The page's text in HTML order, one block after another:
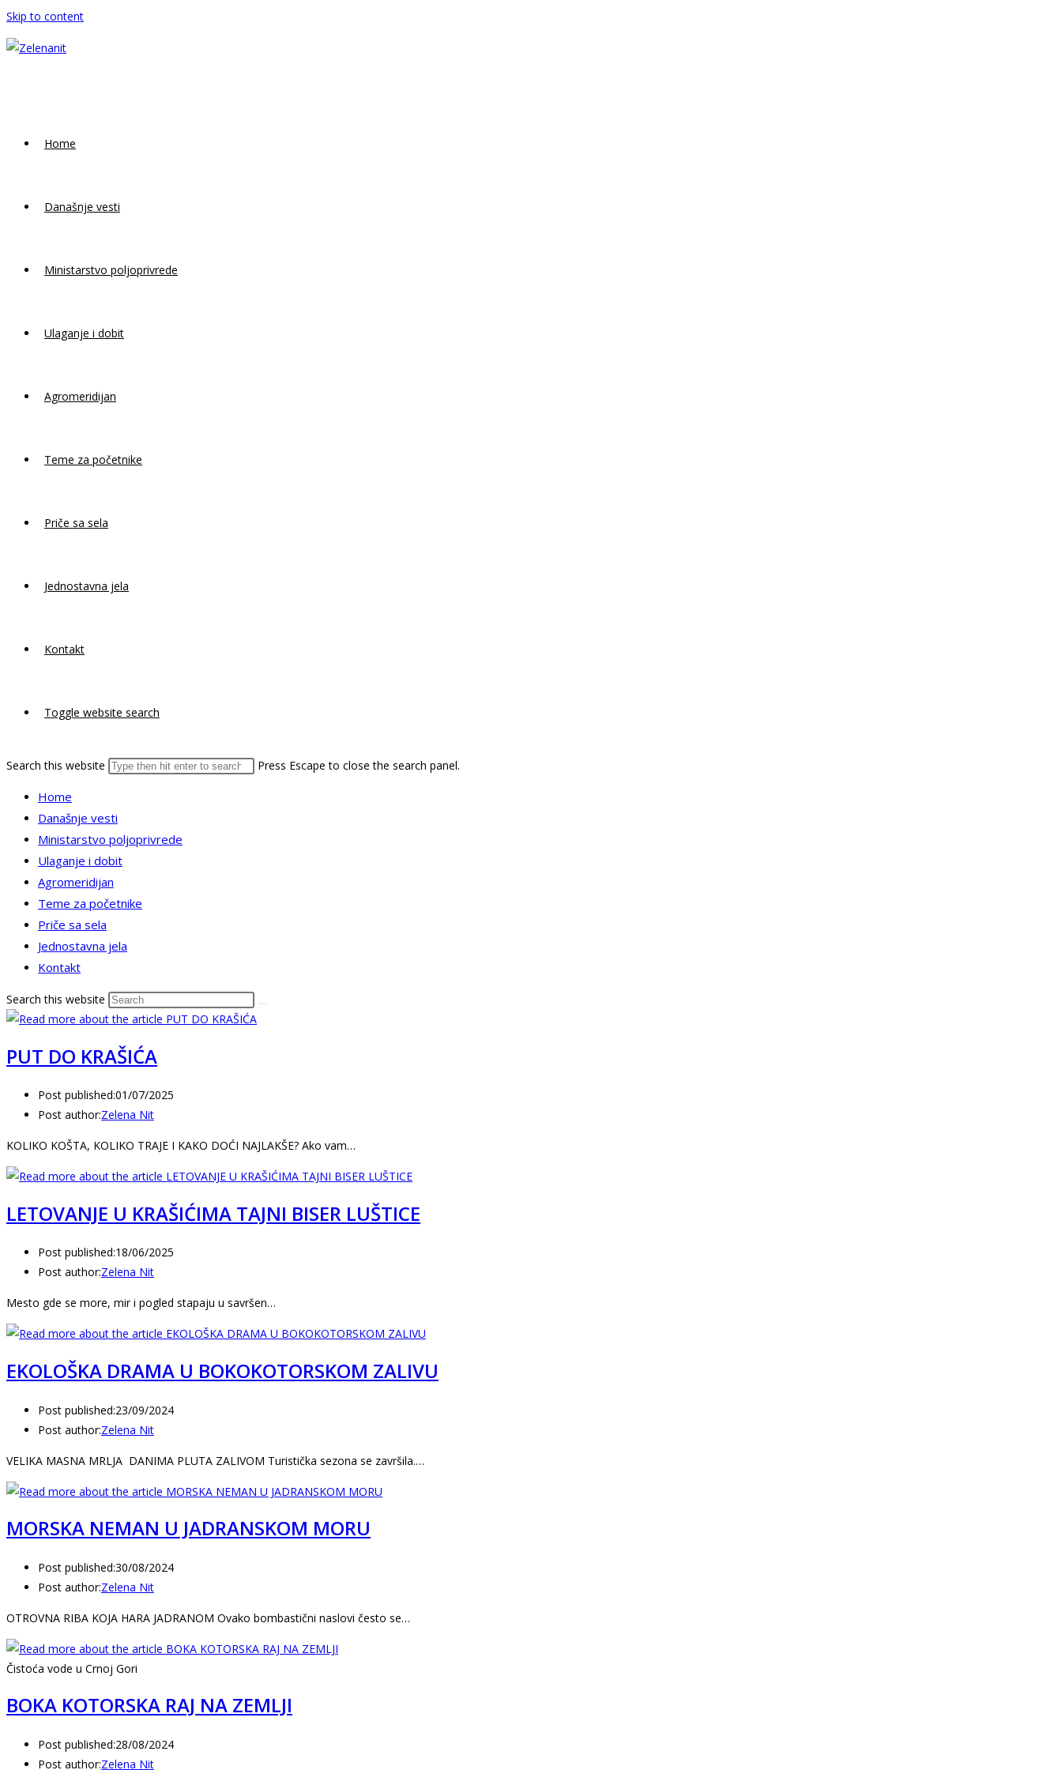
Skip to content
Home
Današnje vesti
Ministarstvo poljoprivrede
Ulaganje i dobit
Agromeridijan
Teme za početnike
Priče sa sela
Jednostavna jela
Kontakt
Toggle website search
Search this website Press Escape to close the search panel.
Home
Današnje vesti
Ministarstvo poljoprivrede
Ulaganje i dobit
Agromeridijan
Teme za početnike
Priče sa sela
Jednostavna jela
Kontakt
Search this website
PUT DO KRAŠIĆA
Post published:01/07/2025
Post author:Zelena Nit
KOLIKO KOŠTA, KOLIKO TRAJE I KAKO DOĆI NAJLAKŠE? Ako vam…
LETOVANJE U KRAŠIĆIMA TAJNI BISER LUŠTICE
Post published:18/06/2025
Post author:Zelena Nit
Mesto gde se more, mir i pogled stapaju u savršen…
EKOLOŠKA DRAMA U BOKOKOTORSKOM ZALIVU
Post published:23/09/2024
Post author:Zelena Nit
VELIKA MASNA MRLJA DANIMA PLUTA ZALIVOM Turistička sezona se završila.…
MORSKA NEMAN U JADRANSKOM MORU
Post published:30/08/2024
Post author:Zelena Nit
OTROVNA RIBA KOJA HARA JADRANOM Ovako bombastični naslovi često se…
Čistoća vode u Crnoj Gori
BOKA KOTORSKA RAJ NA ZEMLJI
Post published:28/08/2024
Post author:Zelena Nit